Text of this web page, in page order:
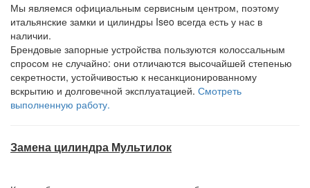
Мы являемся официальным сервисным центром, поэтому
итальянские замки и цилиндры Iseo всегда есть у нас в
наличии.
Брендовые запорные устройства пользуются колоссальным
спросом не случайно: они отличаются высочайшей степенью
секретности, устойчивостью к несанкционированному
вскрытию и долговечной эксплуатацией. Смотреть
выполненную работу.
Замена цилиндра Мультилок